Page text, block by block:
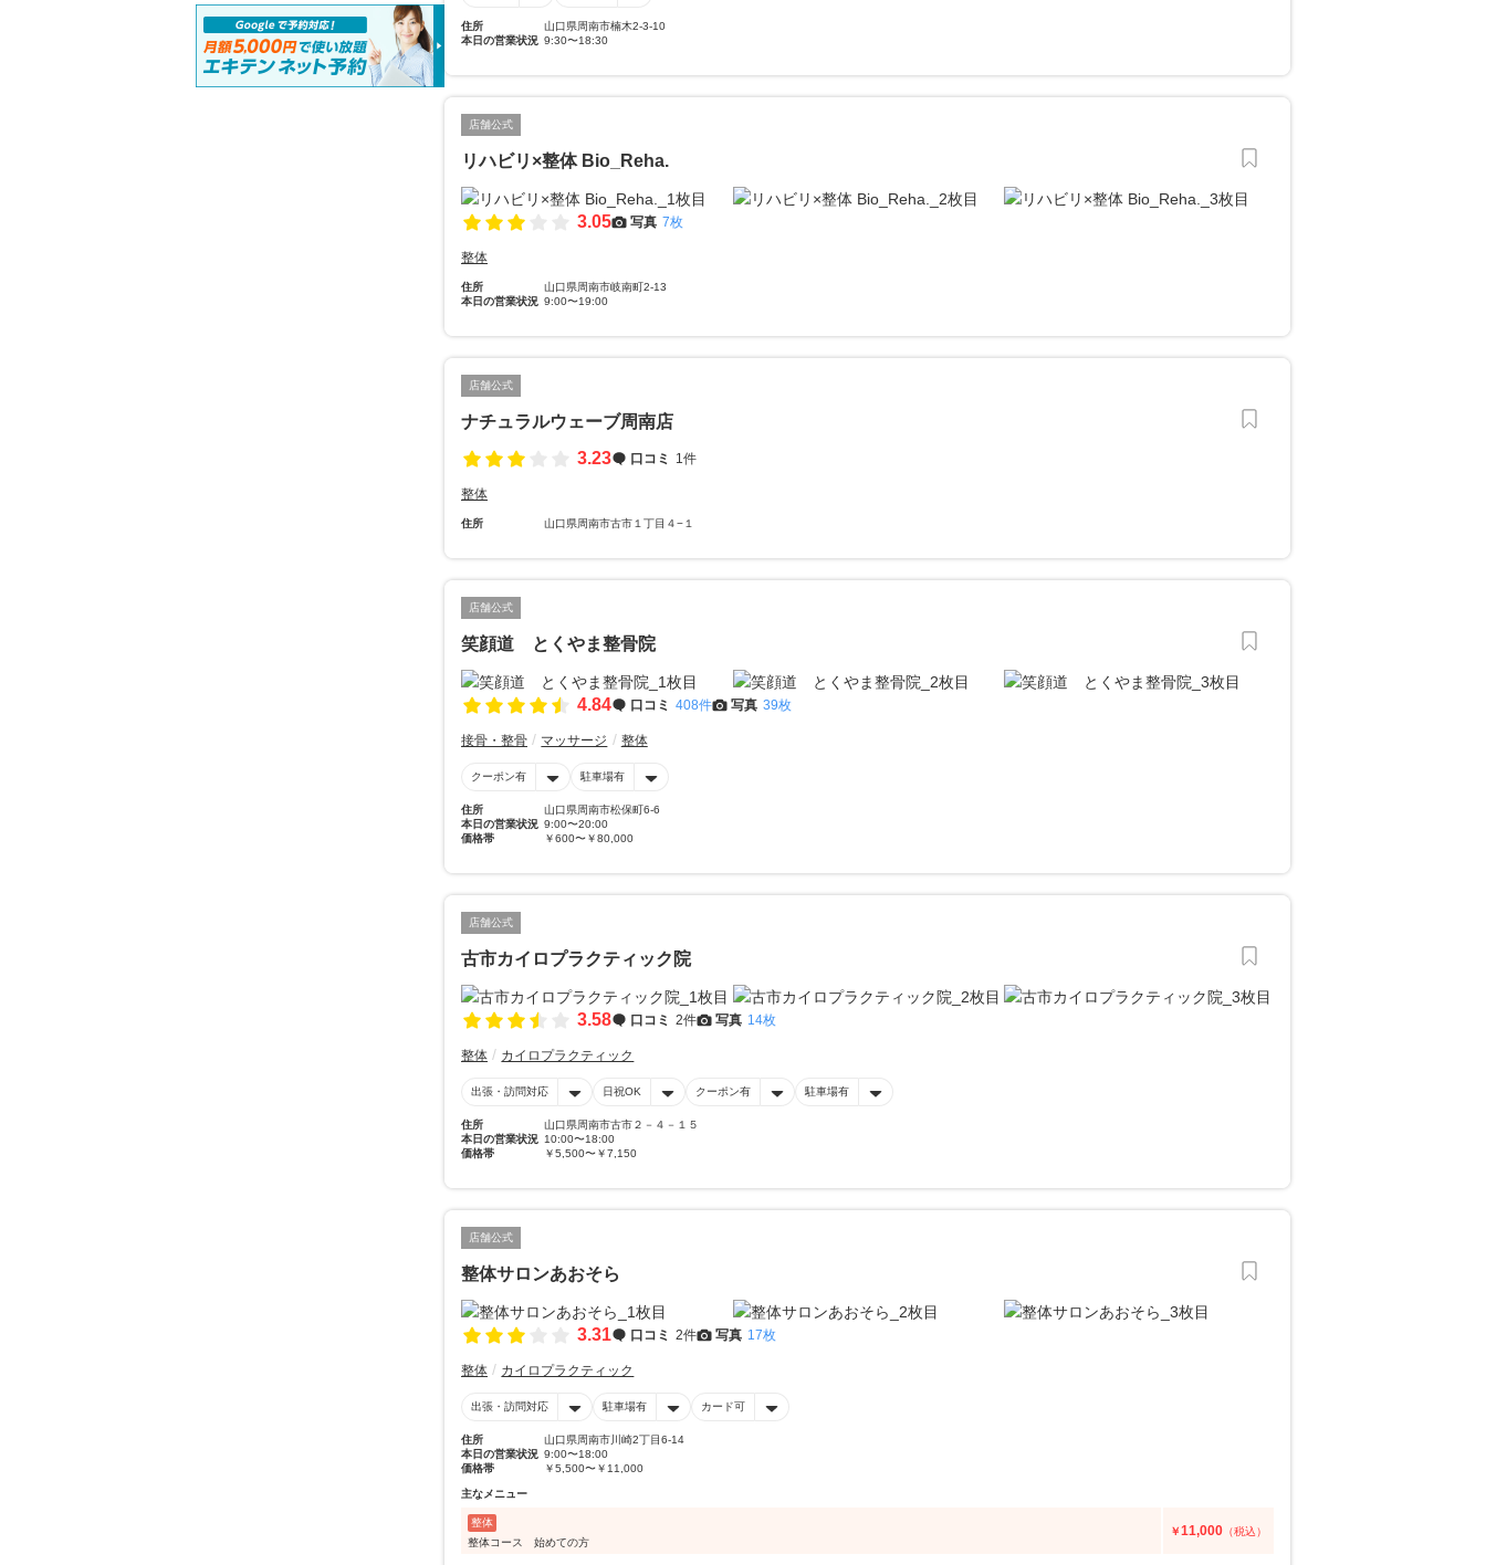
住所
山口県周南市楠木2-3-10
本日の営業状況 9:30〜18:30
店舗公式
リハビリ×整体 Bio_Reha.
3.05 写真 7枚
整体
住所
山口県周南市岐南町2-13
本日の営業状況 9:00〜19:00
店舗公式
ナチュラルウェーブ周南店
3.23
口コミ 1件
整体
住所 山口県周南市古市１丁目４−１
店舗公式
笑顔道 とくやま整骨院
4.84 口コミ 408件 写真 39枚
接骨・整骨 マッサージ 整体
クーポン有 駐車場有
住所
山口県周南市松保町6-6
本日の営業状況 9:00〜20:00
価格帯
￥600〜￥80,000
店舗公式
古市カイロプラクティック院
3.58 口コミ 2件 写真 14枚
整体 カイロプラクティック
出張・訪問対応 日祝OK クーポン有 駐車場有
住所
山口県周南市古市２－４－１５
本日の営業状況 10:00〜18:00
価格帯
￥5,500〜￥7,150
店舗公式
整体サロンあおそら
3.31 口コミ 2件 写真 17枚
整体 カイロプラクティック
出張・訪問対応 駐車場有 カード可
住所
山口県周南市川崎2丁目6-14
本日の営業状況 9:00〜18:00
価格帯
￥5,500〜￥11,000
主なメニュー
整体
整体コース 始めての方
￥11,000 （税込）